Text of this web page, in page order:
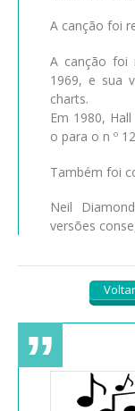
A canção foi
A canção foi
1969, e sua
charts.
Em 1980,
o para o n º
Também foi
Neil
versões